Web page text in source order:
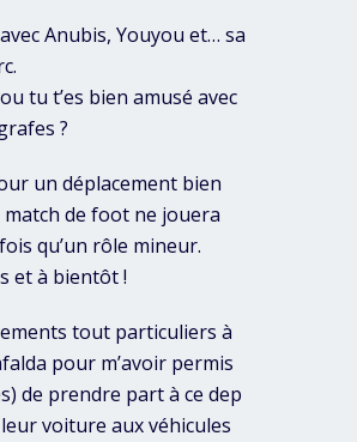
Anubis, Youyou et… sa
tu t’es bien amusé avec
?
un déplacement bien
de foot ne jouera
qu’un rôle mineur.
et à bientôt !
tout particuliers à
pour m’avoir permis
de prendre part à ce dep
voiture aux véhicules